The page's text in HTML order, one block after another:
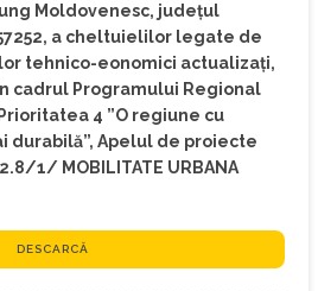
Moldovenesc, județul
a cheltuielilor legate de
tehnico-eonomici actualizați,
cadrul Programului Regional
4 ”O regiune cu
durabilă”, Apelul de proiecte
1/ MOBILITATE URBANA
DESCARCĂ